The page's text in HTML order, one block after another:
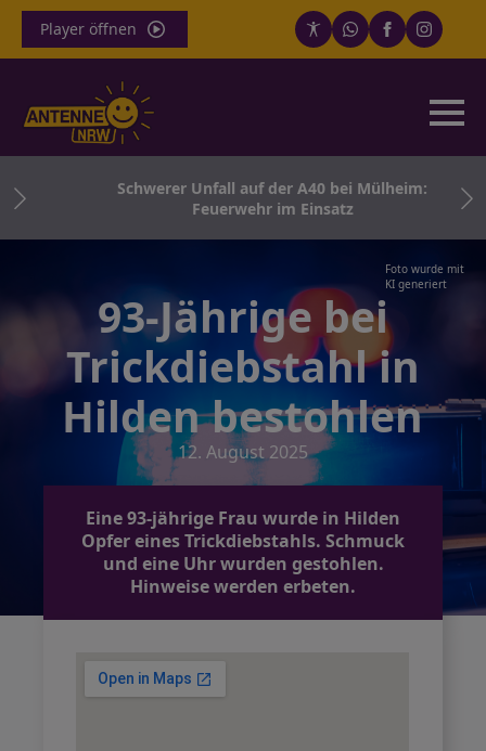
Player öffnen
Schwerer Unfall auf der A40 bei Mülheim:
Feuerwehr im Einsatz
Foto wurde mit
KI generiert
93-Jährige bei
Trickdiebstahl in
Hilden bestohlen
12. August 2025
Eine 93-jährige Frau wurde in Hilden
Opfer eines Trickdiebstahls. Schmuck
und eine Uhr wurden gestohlen.
Hinweise werden erbeten.